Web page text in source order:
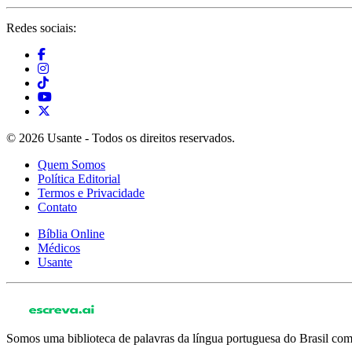
Redes sociais:
© 2026 Usante - Todos os direitos reservados.
Quem Somos
Política Editorial
Termos e Privacidade
Contato
Bíblia Online
Médicos
Usante
Somos uma biblioteca de palavras da língua portuguesa do Brasil